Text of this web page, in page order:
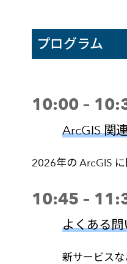
プログラム
10:00 –
ArcGIS 関
2026年の ArcGIS
10:45 –
よくある問
新サービス